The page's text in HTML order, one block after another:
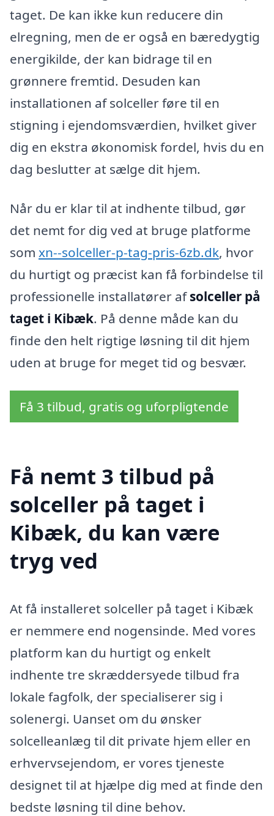
taget. De kan ikke kun reducere din
elregning, men de er også en bæredygtig
energikilde, der kan bidrage til en
grønnere fremtid. Desuden kan
installationen af solceller føre til en
stigning i ejendomsværdien, hvilket giver
dig en ekstra økonomisk fordel, hvis du en
dag beslutter at sælge dit hjem.
Når du er klar til at indhente tilbud, gør
det nemt for dig ved at bruge platforme
som xn--solceller-p-tag-pris-6zb.dk, hvor
du hurtigt og præcist kan få forbindelse til
professionelle installatører afsolceller på
taget i Kibæk. På denne måde kan du
finde den helt rigtige løsning til dit hjem
uden at bruge for meget tid og besvær.
Få 3 tilbud, gratis og uforpligtende
Få nemt 3 tilbud på
solceller på taget i
Kibæk, du kan være
tryg ved
At få installeret solceller på taget i Kibæk
er nemmere end nogensinde. Med vores
platform kan du hurtigt og enkelt
indhente tre skræddersyede tilbud fra
lokale fagfolk, der specialiserer sig i
solenergi. Uanset om du ønsker
solcelleanlæg til dit private hjem eller en
erhvervsejendom, er vores tjeneste
designet til at hjælpe dig med at finde den
bedste løsning til dine behov.